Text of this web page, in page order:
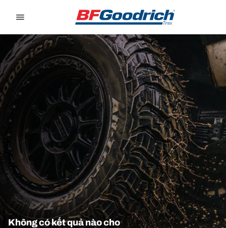
Không có kết quả nào cho